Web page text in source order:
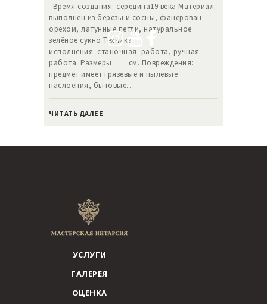
Время создания: середина19 века Материал:
выполнен из берёзы и сосны, фанерован
орехом, латунные петли, натуральное
зелёное сукно Техника
исполнения: станочная работа, ручная
работа. Размеры: см. Повреждения:
предмет имеет грязевые и пылевые
наслоения, бытовые…
ЧИТАТЬ ДАЛЕЕ
УСЛУГИ
ГАЛЕРЕЯ
ОЦЕНКА